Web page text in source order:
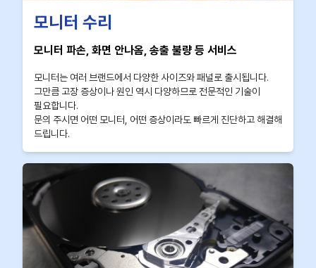
모니터 수리
모니터 파손, 화면 안나옴, 송출 불량 등 서비스
모니터는 여러 브랜드에서 다양한 사이즈와 패널로 출시됩니다.
그만큼 고장 증상이나 원인 역시 다양하므로 전문적인 기술이
필요합니다.
문의 주시면 어떤 모니터, 어떤 증상이라도 빠르게 진단하고 해결해
드립니다.